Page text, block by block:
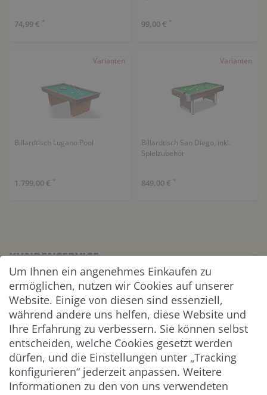
74,99 € * 99,00 € *
Varianten
Billardtisch Lugano Pool
1.799,00 € *
Varianten
Billardtisch San Diego, inkl.
Spielzubehör
849,00 € *
KUNDENSERVICE
UNTERNEHMEN & SERVICE
INFORMATION
NEWSLETTER
ZAHLUNG & VERSAND
Um Ihnen ein angenehmes Einkaufen zu
ermöglichen, nutzen wir Cookies auf unserer
Website. Einige von diesen sind essenziell,
während andere uns helfen, diese Website und
Ihre Erfahrung zu verbessern. Sie können selbst
entscheiden, welche Cookies gesetzt werden
dürfen, und die Einstellungen unter „Tracking
konfigurieren“ jederzeit anpassen. Weitere
Informationen zu den von uns verwendeten